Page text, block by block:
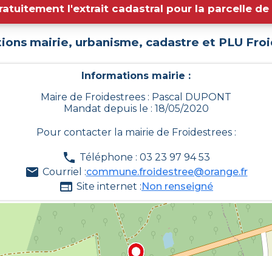
l'extrait cadastral pour la parcelle de
mairie, urbanisme, cadastre et PLU
Informations mairie :
Maire de Froidestrees : Pascal DUPONT
Mandat depuis le : 18/05/2020
Pour contacter la mairie de Froidestrees:
Téléphone : 03 23 97 94 53
Courriel :commune.froidestree@orange.fr
Site internet : Non renseigné